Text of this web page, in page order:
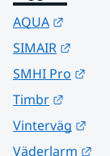
AQUA
SIMAIR
SMHI Pro
Timbr
Vinterväg
Väderlarm